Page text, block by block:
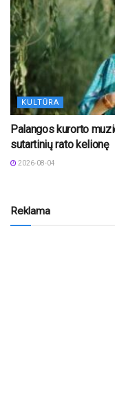
KULTŪRA
Palangos kurorto
sutartinių rato kelionę
2026-08-04
Reklama